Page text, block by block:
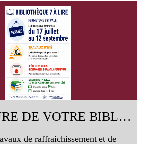
!
FERMETURE DE VOTRE BIBLIOTHEQUE : ETE
de raffraichissement et de